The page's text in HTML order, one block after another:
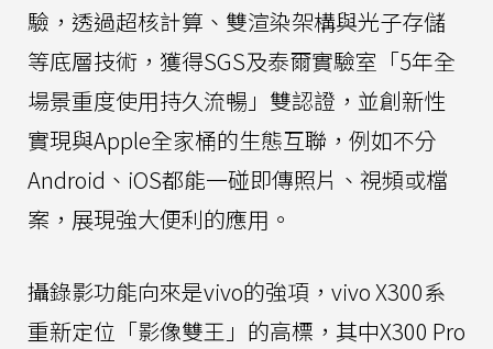
驗，透過超核計算、雙渲染架構與光子存儲
等底層技術，獲得SGS及泰爾實驗室「5年全
場景重度使用持久流暢」雙認證，並創新性
實現與Apple全家桶的生態互聯，例如不分
Android、iOS都能一碰即傳照片、視頻或檔
案，展現強大便利的應用。
攝錄影功能向來是vivo的強項，vivo X300系
重新定位「影像雙王」的高標，其中X300 Pro